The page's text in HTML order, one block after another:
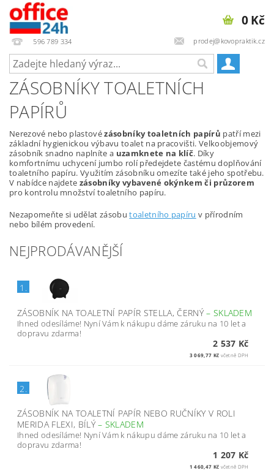
596 789 334 prodej@kovopraktik.cz
0 Kč
ZÁSOBNÍKY TOALETNÍCH
PAPÍRŮ
Nerezové nebo plastovézásobníky toaletních papírů patří mezi
základní hygienickou výbavu toalet na pracovišti. Velkoobjemový
zásobník snadno naplníte a uzamknete na klíč. Díky
komfortnímu uchycení jumbo rolí předejdete častému doplňování
toaletního papíru. Využitím zásobníku omezíte také jeho spotřebu.
V nabídce najdete zásobníky vybavené okýnkem či průzorem
pro kontrolu množství toaletního papíru.
Nezapomeňte si udělat zásobutoaletního papíru v přírodním
nebo bílém provedení.
NEJPRODÁVANĚJŠÍ
1.
ZÁSOBNÍK NA TOALETNÍ PAPÍR STELLA, ČERNÝ– SKLADEM
Ihned odesíláme! Nyní Vám k nákupu dáme záruku na 10 let a
dopravu zdarma!
2 537 Kč
3 069,77 Kč včetně DPH
2.
ZÁSOBNÍK NA TOALETNÍ PAPÍR NEBO RUČNÍKY V ROLI
MERIDA FLEXI, BÍLÝ– SKLADEM
Ihned odesíláme! Nyní Vám k nákupu dáme záruku na 10 let a
dopravu zdarma!
1 207 Kč
1 460,47 Kč včetně DPH